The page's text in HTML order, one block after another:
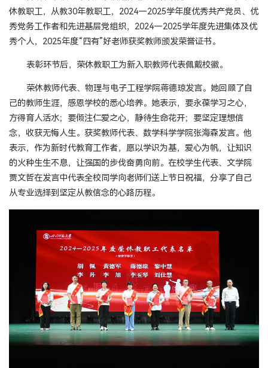
休教职工，从教30年教职工，2024—2025学年度优秀共产党员、优
秀党务工作者和先进基层党组织，2024—2025学年度先进集体及优
秀个人，2025年度“四有”好老师获奖教师颁发荣誉证书。
表彰环节后，荣休教职工为新入职教师代表佩戴校徽。
荣休教师代表、物理与电子工程学院蒋德琼发言。她回顾了自
己的教师生涯，感恩学校的悉心培养。她表示，要永葆学习之心，
方得育人活水；要倾注仁爱之心，静待生命花开；要坚定理想信
念，收获无悔人生。获奖教师代表、数学科学学院张海森发言。他
表示，作为新时代教育工作者，愿以学识为基，爱心为帆，让知识
的火种生生不息，让强国的步伐奋勇向前。在校学生代表、文学院
贾文哲在发言中代表全校同学向老师们送上节日祝福，分享了自己
从专业选择到坚定从教信念的心路历程。